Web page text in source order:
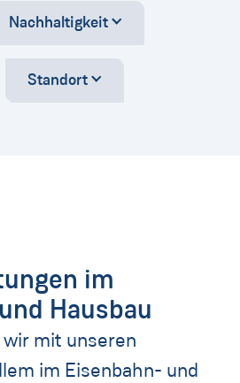
Nachhaltigkeit
Standort
im
Hausbau
mit unseren
im Eisenbahn- und